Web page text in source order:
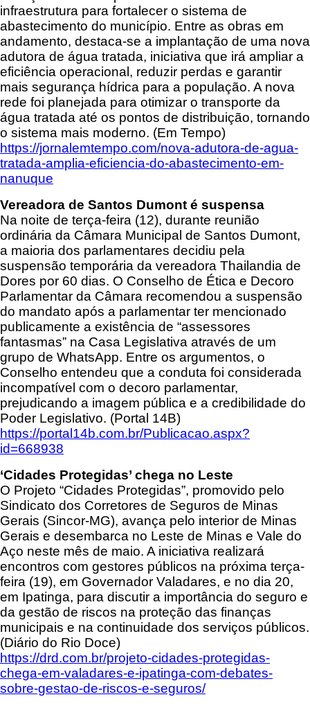
infraestrutura para fortalecer o sistema de
abastecimento do município. Entre as obras em
andamento, destaca-se a implantação de uma nova
adutora de água tratada, iniciativa que irá ampliar a
eficiência operacional, reduzir perdas e garantir
mais segurança hídrica para a população. A nova
rede foi planejada para otimizar o transporte da
água tratada até os pontos de distribuição, tornando
o sistema mais moderno. (Em Tempo)
https://jornalemtempo.com/nova-adutora-de-agua-
tratada-amplia-eficiencia-do-abastecimento-em-
nanuque
Vereadora de Santos Dumont é suspensa
Na noite de terça-feira (12), durante reunião
ordinária da Câmara Municipal de Santos Dumont,
a maioria dos parlamentares decidiu pela
suspensão temporária da vereadora Thailandia de
Dores por 60 dias. O Conselho de Ética e Decoro
Parlamentar da Câmara recomendou a suspensão
do mandato após a parlamentar ter mencionado
publicamente a existência de “assessores
fantasmas” na Casa Legislativa através de um
grupo de WhatsApp. Entre os argumentos, o
Conselho entendeu que a conduta foi considerada
incompatível com o decoro parlamentar,
prejudicando a imagem pública e a credibilidade do
Poder Legislativo. (Portal 14B)
https://portal14b.com.br/Publicacao.aspx?
id=668938
‘Cidades Protegidas’ chega no Leste
O Projeto “Cidades Protegidas”, promovido pelo
Sindicato dos Corretores de Seguros de Minas
Gerais (Sincor-MG), avança pelo interior de Minas
Gerais e desembarca no Leste de Minas e Vale do
Aço neste mês de maio. A iniciativa realizará
encontros com gestores públicos na próxima terça-
feira (19), em Governador Valadares, e no dia 20,
em Ipatinga, para discutir a importância do seguro e
da gestão de riscos na proteção das finanças
municipais e na continuidade dos serviços públicos.
(Diário do Rio Doce)
https://drd.com.br/projeto-cidades-protegidas-
chega-em-valadares-e-ipatinga-com-debates-
sobre-gestao-de-riscos-e-seguros/